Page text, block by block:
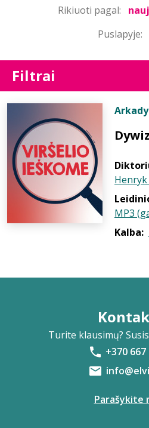
Rikiuoti pagal:
Puslapyje:
Filtrai
MP3
Kalba:
Turite klausimų?
+370 667
Parašykite